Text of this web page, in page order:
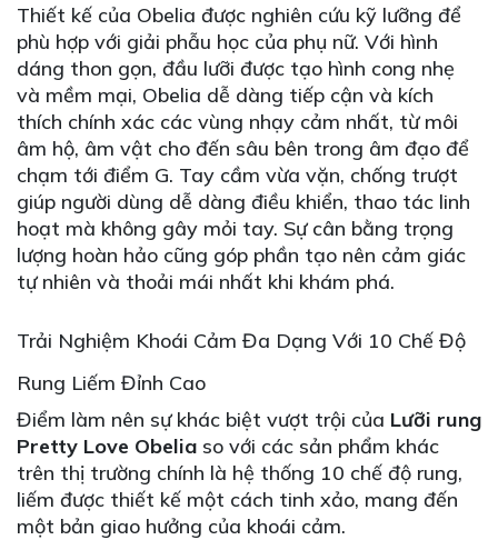
Thiết kế của Obelia được nghiên cứu kỹ lưỡng để
phù hợp với giải phẫu học của phụ nữ. Với hình
dáng thon gọn, đầu lưỡi được tạo hình cong nhẹ
và mềm mại, Obelia dễ dàng tiếp cận và kích
thích chính xác các vùng nhạy cảm nhất, từ môi
âm hộ, âm vật cho đến sâu bên trong âm đạo để
chạm tới điểm G. Tay cầm vừa vặn, chống trượt
giúp người dùng dễ dàng điều khiển, thao tác linh
hoạt mà không gây mỏi tay. Sự cân bằng trọng
lượng hoàn hảo cũng góp phần tạo nên cảm giác
tự nhiên và thoải mái nhất khi khám phá.
Trải Nghiệm Khoái Cảm Đa Dạng Với 10 Chế Độ
Rung Liếm Đỉnh Cao
Điểm làm nên sự khác biệt vượt trội của Lưỡi rung
Pretty Love Obelia so với các sản phẩm khác
trên thị trường chính là hệ thống 10 chế độ rung,
liếm được thiết kế một cách tinh xảo, mang đến
một bản giao hưởng của khoái cảm.